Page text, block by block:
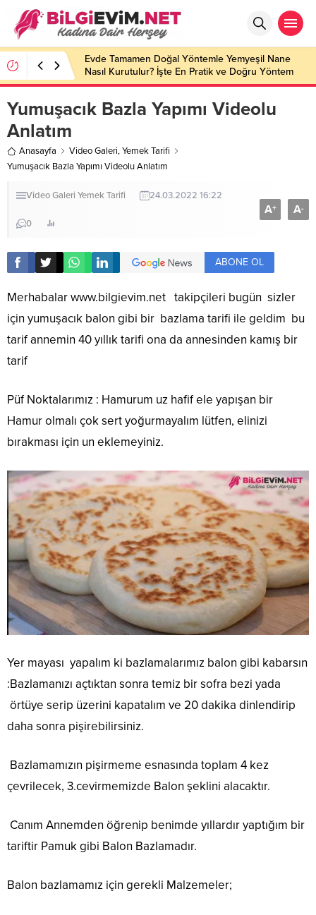
Evde Tamamen Doğal Yöntemle Yemyeşil Nane
Nasıl Kurutulur? İşte En Pratik ve Doğru Yöntem
Yumuşacık Bazla Yapımı Videolu
Anlatım
Anasayfa Video Galeri,Yemek Tarifi
Yumuşacık Bazla Yapımı Videolu Anlatım
Video Galeri Yemek Tarifi 24.03.2022 16:22
0
A+ A-
ABONE OL
Merhabalarwww.bilgievim.net takipçileri bugün sizler
için yumuşacık balon gibi bir bazlama tarifi ile geldim bu
tarif annemin 40 yıllık tarifi ona da annesinden kamış bir
tarif
Püf Noktalarımız : Hamurum uz hafif ele yapışan bir
Hamur olmalı çok sert yoğurmayalım lütfen, elinizi
bırakması için un eklemeyiniz.
Yer mayası yapalım ki bazlamalarımız balon gibi kabarsın
:Bazlamanızı açtıktan sonra temiz bir sofra bezi yada
örtüye serip üzerini kapatalım ve 20 dakika dinlendirip
daha sonra pişirebilirsiniz.
Bazlamamızın pişirmeme esnasında toplam 4 kez
çevrilecek, 3.cevirmemizde Balon şeklini alacaktır.
Canım Annemden öğrenip benimde yıllardır yaptığım bir
tariftir Pamuk gibi Balon Bazlamadır.
Balon bazlamamız için gerekli Malzemeler;